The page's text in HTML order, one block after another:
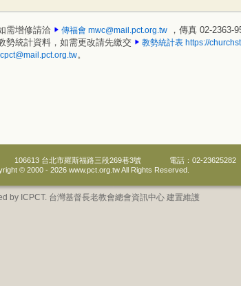
需增修請洽 傳福會 mwc@mail.pct.org.tw ，傳真 02-2363-
統計資料，如需更改請先繳交
教勢統計表 https://
。
106613 台北市羅斯福路三段269巷3號
電話：02-23625282
© 2000 - 2026 www.pct.org.tw All Rights Reserved.
by ICPCT. 台灣基督長老教會總會資訊中心 建置維護